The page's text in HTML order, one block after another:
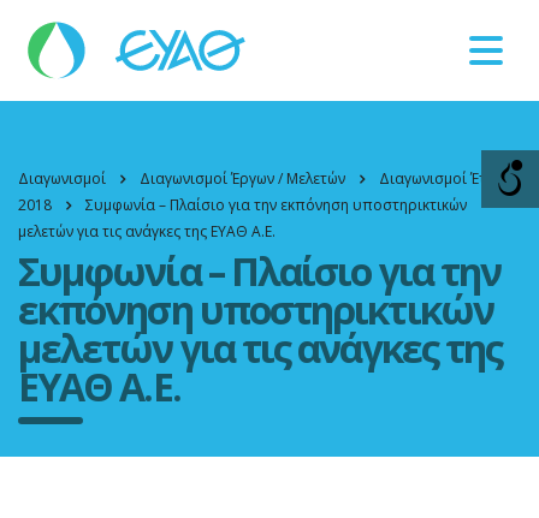
Διαγωνισμοί Διαγωνισμοί Έργων / Μελετών
Διαγωνισμοί Έτους
2018
Συμφωνία – Πλαίσιο για την εκπόνηση υποστηρικτικών
μελετών για τις ανάγκες της ΕΥΑΘ Α.Ε.
Συμφωνία – Πλαίσιο για την
εκπόνηση υποστηρικτικών
μελετών για τις ανάγκες της
ΕΥΑΘ Α.Ε.